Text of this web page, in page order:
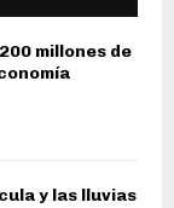
millones de
y las lluvias